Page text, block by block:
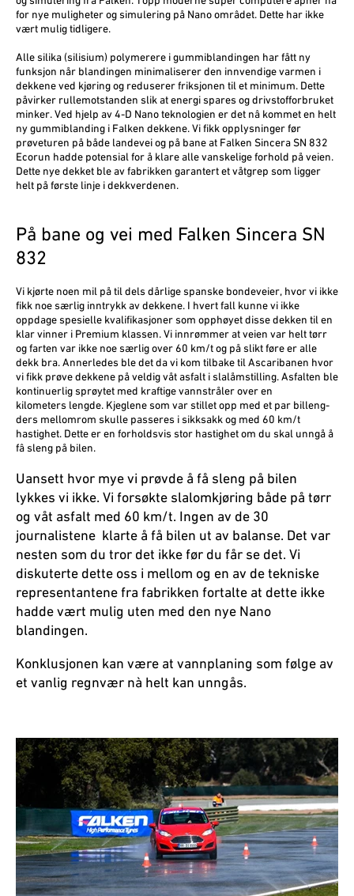
for nye muligheter og simulering på Nano omrâdet. Dette har ikke
vært mulig tidligere.
Alle silika (silisium) polymerere i gummiblandingen har fått ny
funksjon når blandingen minimaliserer den innvendige varmen i
dekkene ved kjøring og reduserer friksjonen til et minimum. Dette
påvirker rullemotstan­den slik at energi spares og drivstofforbruket
minker. Ved hjelp av 4-D Nano teknologien er det nâ kommet en helt
ny gummiblanding i Falken dekkene. Vi fikk opplysninger før
prøveturen på både landevei og på bane at Falken Sincera SN 832
Ecorun hadde potensial for å klare alle vanskelige forhold på veien.
Dette nye dekket ble av fabrikken garantert et våtgrep som ligger
helt på første linje i dekkverdenen.
På bane og vei med Falken Sincera SN
832
Vi kjørte noen mil på til dels dårlige spanske bondevei­er, hvor vi ikke
fikk noe særlig inntrykk av dekkene. I hvert fall kunne vi ikke
oppdage spesielle kvalifikasjo­ner som opphøyet disse dekken til en
klar vinner i Premium klassen. Vi innrømmer at veien var helt tørr
og farten var ikke noe særlig over 60 km/t og på slikt føre er alle
dekk bra. Annerledes ble det da vi kom tilba­ke til Ascaribanen hvor
vi fikk prøve dekkene på veldig våt asfalt i slalåmstilling. Asfalten ble
kontinuerlig sprøytet med kraftige vannstråler over en
kilometers lengde. Kjeglene som var stillet opp med et par billeng­
ders mellomrom skulle passeres i sikksakk og med 60 km/t
hastighet. Dette er en forholdsvis stor hastighet om du skal unngå å
fâ sleng på bilen.
Uansett hvor mye vi prøvde å få sleng på bilen
lykkes vi ikke. Vi forsøkte slalomkjøring både på tørr
og våt asfalt med 60 km/t. Ingen av de 30
journalistene klarte å få bilen ut av balanse. Det var
nesten som du tror det ikke før du får se det. Vi
diskuterte dette oss i mellom og en av de tekniske
representantene fra fabrikken fortalte at dette ikke
hadde vært mulig uten med den nye Nano
blandingen.
Konklusjonen kan være at vannplaning som følge av
et vanlig regnvær nà helt kan unngås.